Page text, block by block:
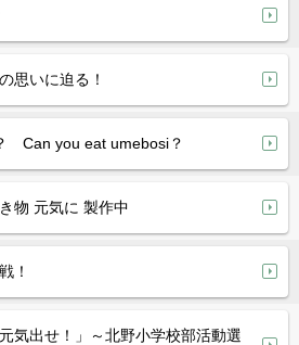
思いに迫る！
Can you eat umebosi？
物 元気に 製作中
！
気出せ！」～北野小学校部活動選